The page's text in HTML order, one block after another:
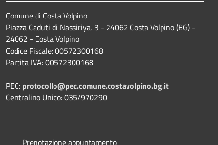
Comune di Costa Volpino
Piazza Caduti di Nassiriya, 3 - 24062 Costa Volpino (BG) -
24062 - Costa Volpino
Codice Fiscale: 00572300168
Partita IVA: 00572300168
PEC: protocollo@pec.comune.costavolpino.bg.it
Centralino Unico: 035/970290
Prenotazione appuntamento